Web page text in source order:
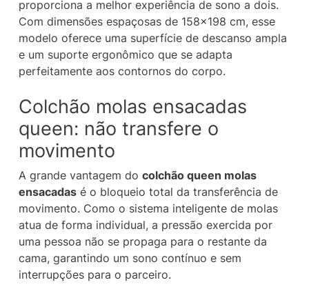
proporciona a melhor experiência de sono a dois.
Com dimensões espaçosas de 158×198 cm, esse
modelo oferece uma superfície de descanso ampla
e um suporte ergonômico que se adapta
perfeitamente aos contornos do corpo.
Colchão molas ensacadas
queen: não transfere o
movimento
A grande vantagem do colchão queen molas
ensacadasé o bloqueio total da transferência de
movimento. Como o sistema inteligente de molas
atua de forma individual, a pressão exercida por
uma pessoa não se propaga para o restante da
cama, garantindo um sono contínuo e sem
interrupções para o parceiro.